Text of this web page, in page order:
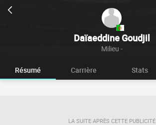
Daïaeddine Goudjil
Milieu -
Résumé Carrière Stats
LA SUITE APRÈS CETTE PUBLICITÉ